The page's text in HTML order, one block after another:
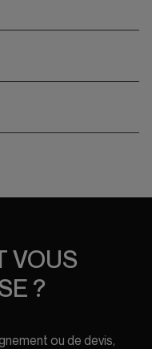
VOUS
?
ou de devis,